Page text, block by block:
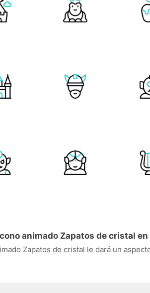
animado Zapatos de cristal en
Zapatos de cristal le dará un